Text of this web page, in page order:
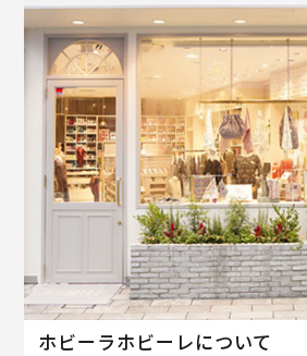
ホビーラホビーレについて